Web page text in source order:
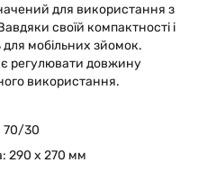
для використання з
своїй компактності і
для мобільних зйомок.
регулювати довжину
використання.
70/30
290 x 270 мм